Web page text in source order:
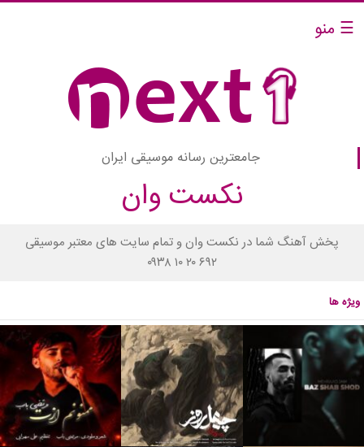
☰ منو
جامعترین رسانه موسیقی ایران
نکست وان
پخش آهنگ شما در نکست وان و تمام سایت های معتبر موسیقی
۰۹۳۸ ۱۰ ۲۰ ۶۹۲
ویژه ها